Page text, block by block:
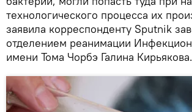
технологического процесса их
заявила корреспонденту Sputnik
отделением реанимации
имени Тома Чорбэ Галина Кирьякова.